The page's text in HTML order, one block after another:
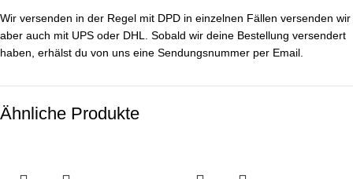
Wir versenden in der Regel mit DPD in einzelnen Fällen versenden wir
aber auch mit UPS oder DHL. Sobald wir deine Bestellung versendert
haben, erhälst du von uns eine Sendungsnummer per Email.
Ähnliche Produkte